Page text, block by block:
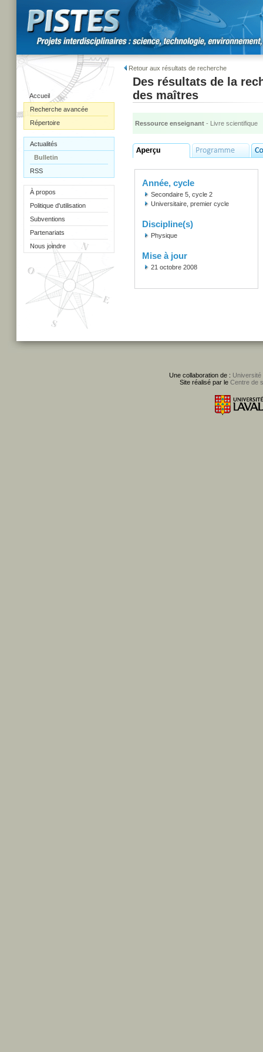
Accueil
Recherche avancée
Répertoire
Actualités
Bulletin
RSS
À propos
Politique d'utilisation
Subventions
Partenariats
Nous joindre
Retour aux résultats de recherche
Des résultats de la
des maîtres
Ressource enseignant - Livre scientifique
Année, cycle
Secondaire 5, cycle 2
Universitaire, premier cycle
Discipline(s)
Physique
Mise à jour
21 octobre 2008
Une collaboration de : Université
Site réalisé par le Centre de